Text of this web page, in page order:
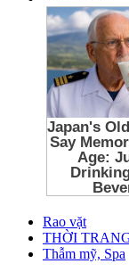
Rao vặt
THỜI
Thẫm mỹ, Spa